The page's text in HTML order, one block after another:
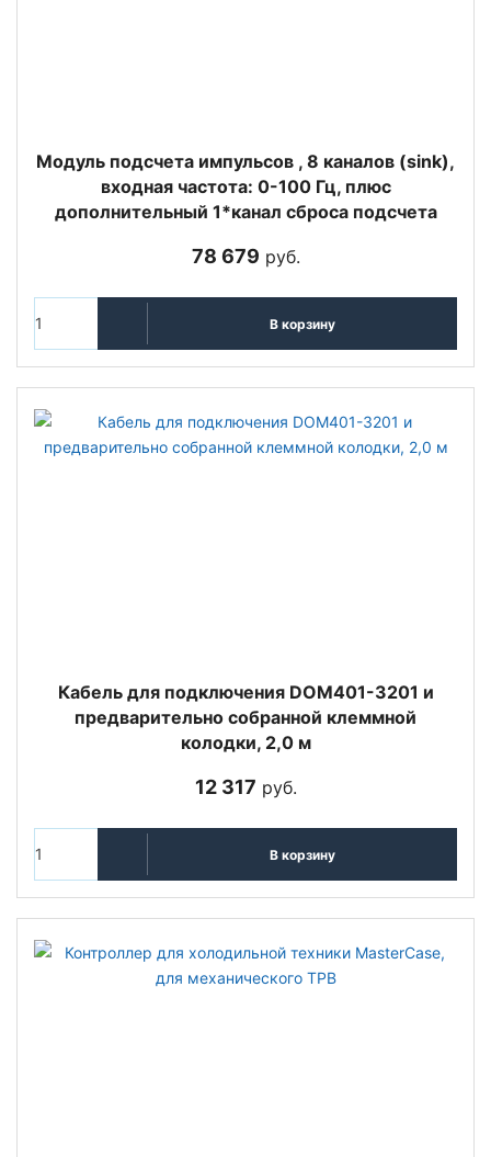
Модуль подсчета импульсов , 8 каналов (sink),
входная частота: 0-100 Гц, плюс
дополнительный 1*канал сброса подсчета
78 679 руб.
В корзину
Кабель для подключения DOM401-3201 и
предварительно собранной клеммной
колодки, 2,0 м
12 317 руб.
В корзину